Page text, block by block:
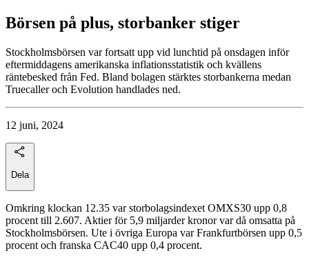
Börsen på plus, storbanker stiger
Stockholmsbörsen var fortsatt upp vid lunchtid på onsdagen inför
eftermiddagens amerikanska inflationsstatistik och kvällens
räntebesked från Fed. Bland bolagen stärktes storbankerna medan
Truecaller och Evolution handlades ned.
12 juni, 2024
Dela
Omkring klockan 12.35 var storbolagsindexet OMXS30 upp 0,8
procent till 2.607. Aktier för 5,9 miljarder kronor var då omsatta på
Stockholmsbörsen. Ute i övriga Europa var Frankfurtbörsen upp 0,5
procent och franska CAC40 upp 0,4 procent.